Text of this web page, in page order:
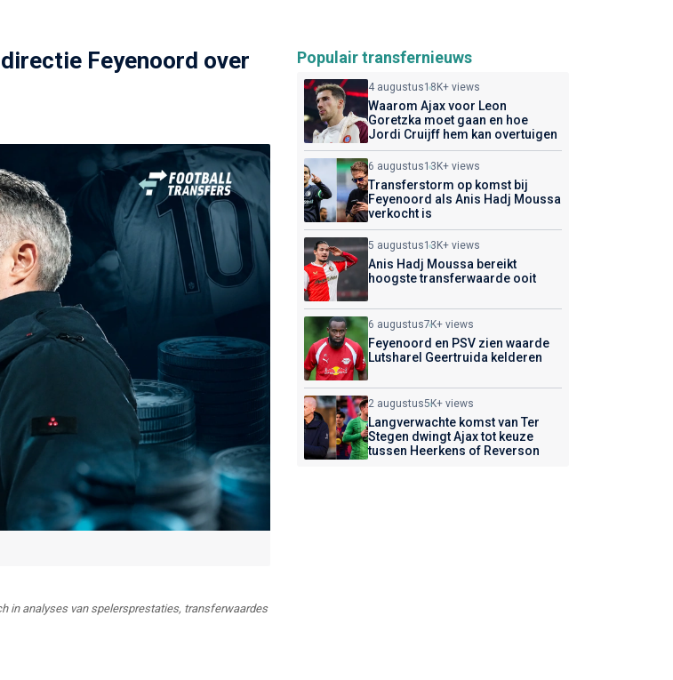
Feyenoord over
in analyses van spelersprestaties, transferwaardes
Populair transfernieuws
4 augustus18K+ views
Waarom Ajax voor Leon
Goretzka moet gaan en hoe
Jordi Cruijff hem kan overtuigen
6 augustus13K+ views
Transferstorm op komst bij
Feyenoord als Anis Hadj Moussa
verkocht is
5 augustus13K+ views
Anis Hadj Moussa bereikt
hoogste transferwaarde ooit
6 augustus7K+ views
Feyenoord en PSV zien waarde
Lutsharel Geertruida kelderen
2 augustus5K+ views
Langverwachte komst van Ter
Stegen dwingt Ajax tot keuze
tussen Heerkens of Reverson